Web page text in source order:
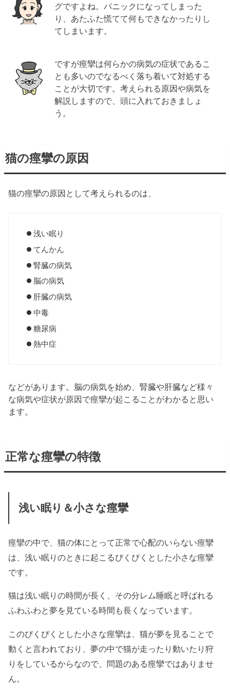
グですよね。パニックになってしまった
り、あたふた慌てて何もできなかったりし
てしまいます。
ですが痙攣は何らかの病気の症状であるこ
とも多いのでなるべく落ち着いて対処する
ことが大切です。考えられる原因や病気を
解説しますので、頭に入れておきましょ
う。
猫の痙攣の原因
猫の痙攣の原因として考えられるのは、
浅い眠り
てんかん
腎臓の病気
脳の病気
肝臓の病気
中毒
糖尿病
熱中症
などがあります。脳の病気を始め、腎臓や肝臓など様々
な病気や症状が原因で痙攣が起こることがわかると思い
ます。
正常な痙攣の特徴
浅い眠り＆小さな痙攣
痙攣の中で、猫の体にとって正常で心配のいらない痙攣
は、浅い眠りのときに起こるぴくぴくとした小さな痙攣
です。
猫は浅い眠りの時間が長く、その分レム睡眠と呼ばれる
ふわふわと夢を見ている時間も長くなっています。
このぴくぴくとした小さな痙攣は、猫が夢を見ることで
動くと言われており、夢の中で猫が走ったり動いたり狩
りをしているからなので、問題のある痙攣ではありませ
ん。